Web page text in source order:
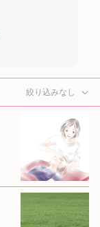
絞り込みなし